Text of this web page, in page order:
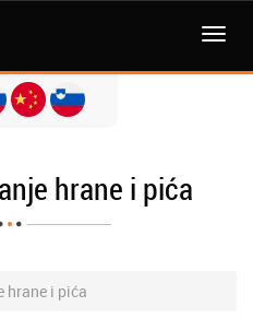
hrane i pića
hrane i pića